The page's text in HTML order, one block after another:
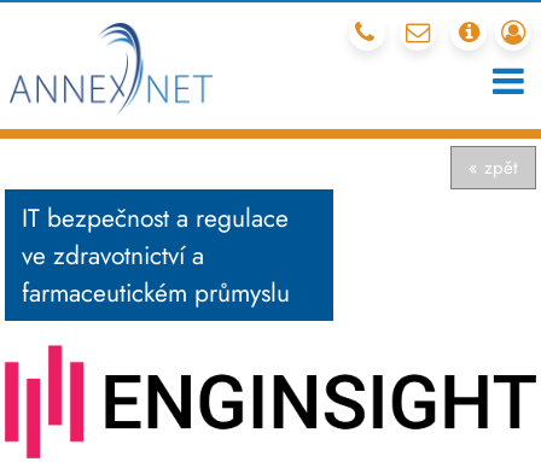
212 341 540
mail
« zpět
IT bezpečnost a regulace
ve zdravotnictví a
farmaceutickém průmyslu